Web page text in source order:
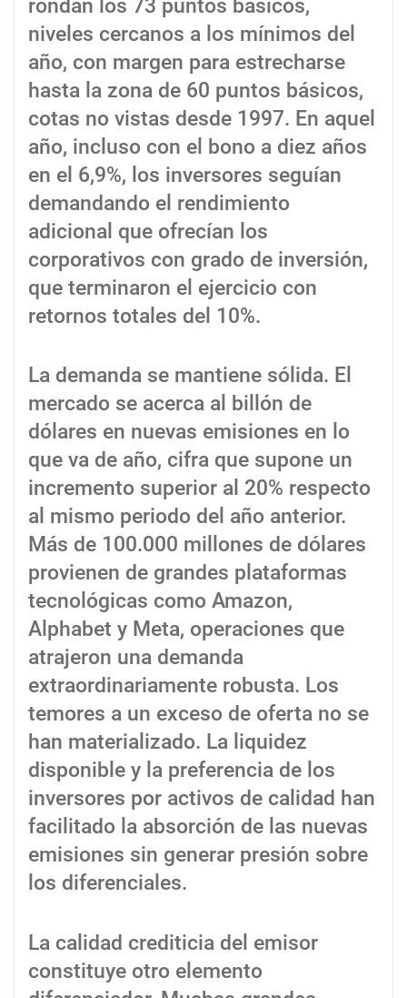
rondan los 73 puntos básicos,
niveles cercanos a los mínimos del
año, con margen para estrecharse
hasta la zona de 60 puntos básicos,
cotas no vistas desde 1997. En aquel
año, incluso con el bono a diez años
en el 6,9%, los inversores seguían
demandando el rendimiento
adicional que ofrecían los
corporativos con grado de inversión,
que terminaron el ejercicio con
retornos totales del 10%.
La demanda se mantiene sólida. El
mercado se acerca al billón de
dólares en nuevas emisiones en lo
que va de año, cifra que supone un
incremento superior al 20% respecto
al mismo periodo del año anterior.
Más de 100.000 millones de dólares
provienen de grandes plataformas
tecnológicas como Amazon,
Alphabet y Meta, operaciones que
atrajeron una demanda
extraordinariamente robusta. Los
temores a un exceso de oferta no se
han materializado. La liquidez
disponible y la preferencia de los
inversores por activos de calidad han
facilitado la absorción de las nuevas
emisiones sin generar presión sobre
los diferenciales.
La calidad crediticia del emisor
constituye otro elemento